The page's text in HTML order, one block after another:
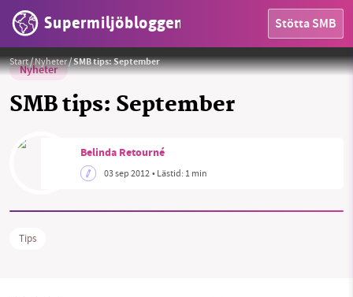
Supermiljöbloggen Stötta SMB
HEM
Start/Nyheter/SMB tips: September
Nyheter
SMB tips: September
Belinda Retourné
03 sep 2012• Lästid: 1 min
Tips